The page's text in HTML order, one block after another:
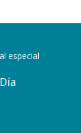
especial